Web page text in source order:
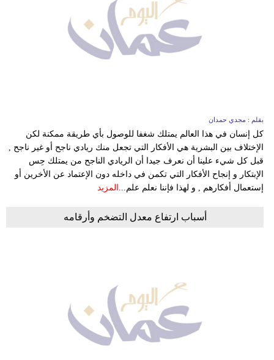
بقلم : مجدي حمدان
كل إنسان في هذا العالم يمتلك شغفا للوصول بأي طريقة ممكنة لكن
الإختلاف بين البشرية هي الأفكار التي تجعل منك ريادي ناجح أو غير ناجح ,
قبل كل شيء علينا أن نعرف جيدا أن الريادي الناجح من يمتلك حِس
الإبتكار و إنجاح الأفكار التي تكمن في داخله دون الإعتماد عن الأخرين أو
إستعمال أفكارهم , و لهذا فإننا نعلم علم...
المزيد
أسباب ارتفاع معدل التضخم وأرقامه